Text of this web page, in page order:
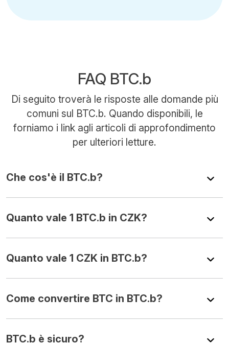
FAQ BTC.b
Di seguito troverà le risposte alle domande più
comuni sul BTC.b. Quando disponibili, le
forniamo i link agli articoli di approfondimento
per ulteriori letture.
Che cos'è il BTC.b?
Quanto vale 1 BTC.b in CZK?
Quanto vale 1 CZK in BTC.b?
Come convertire BTC in BTC.b?
BTC.b è sicuro?